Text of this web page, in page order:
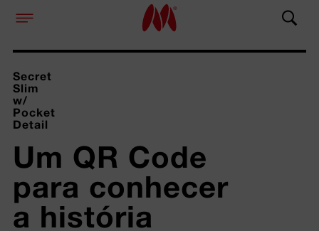
Secret
Slim
w/
Pocket
Detail
Um QR Code
para conhecer
a história